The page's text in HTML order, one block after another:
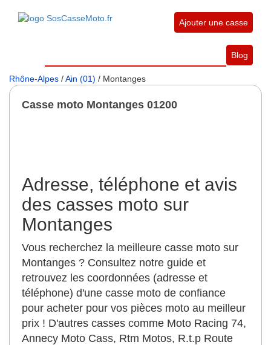
Ajouter une casse
Blog
Rhône-Alpes /Ain (01) / Montanges
Casse moto Montanges 01200
Adresse, téléphone et avis
des casses moto sur
Montanges
Vous recherchez la meilleure casse moto sur
Montanges ? Consultez notre guide et
retrouvez les coordonnées (adresse et
téléphone) d'une casse moto de confiance
pour acheter pour vos pièces moto au meilleur
prix ! D'autres casses comme Moto Racing 74,
Annecy Moto Cass, Rtm Motos, R.t.p Route